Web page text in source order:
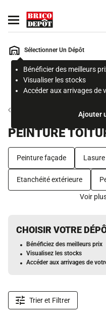
Ouvrir le menu
Sélectionner Un Dépôt
Bénéficier des meilleurs
Visualiser les stocks
Accéder aux arrivages de
Ajouter
Rechercher
page
Peinture extérieure et protection de
PEINTURE
Peinture façade
Etanchéité extérieure
Voir
CHOISIR VOTRE
Bénéficiez des meilleurs prix
Visualisez les stocks
Accéder aux arrivages de
Trier et Filtrer